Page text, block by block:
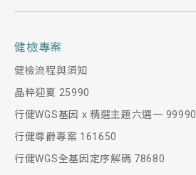
健檢專案
健檢流程與須知
晶粹迎夏 25990
行健WGS基因 x 精選主題六選一 99990
行健尊爵專案 161650
行健WGS全基因定序解碼 78680